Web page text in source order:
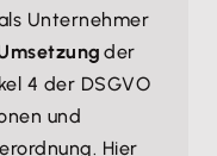
Unternehmer
der
4 der DSGVO
und
Hier